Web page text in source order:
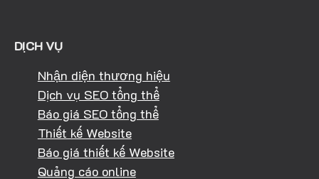
DỊCH VỤ
Nhận diện thương hiệu
Dịch vụ SEO tổng thể
Báo giá SEO tổng thể
Thiết kế Website
Báo giá thiết kế Website
Quảng cáo online